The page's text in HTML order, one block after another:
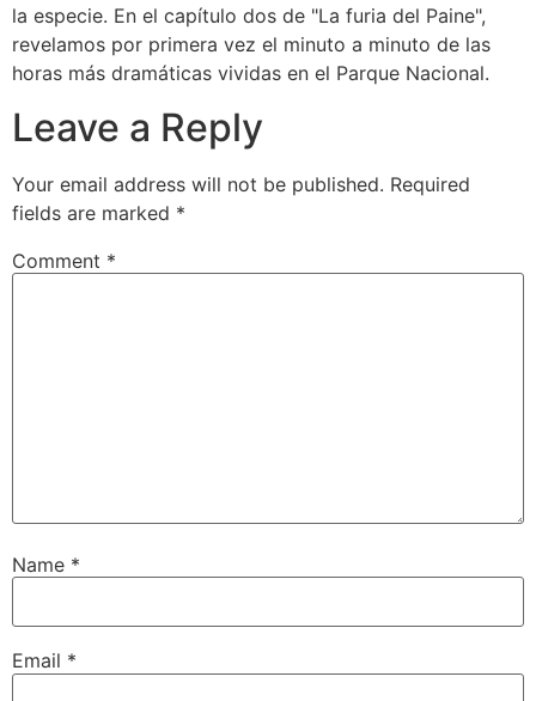
la especie. En el capítulo dos de "La furia del Paine",
revelamos por primera vez el minuto a minuto de las
horas más dramáticas vividas en el Parque Nacional.
Leave a Reply
Your email address will not be published. Required
fields are marked *
Comment *
Name *
Email *